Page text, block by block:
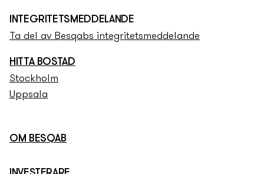
INTEGRITETS­­MEDDELANDE
Ta del av Besqabs integritets­­meddelande
HITTA BOSTAD
Stockholm
Uppsala
OM BESQAB